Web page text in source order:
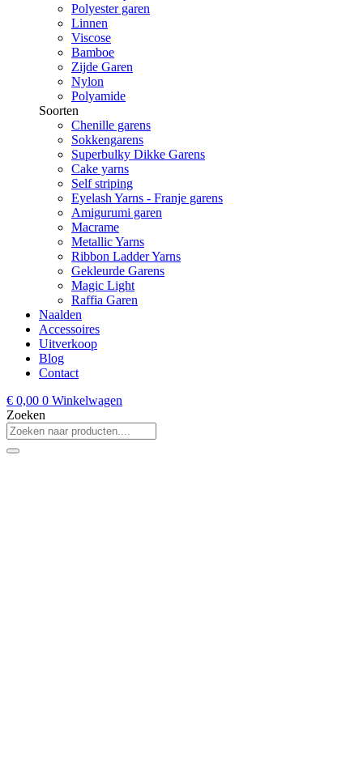
Polyester garen
Linnen
Viscose
Bamboe
Zijde Garen
Nylon
Polyamide
Soorten
Chenille garens
Sokkengarens
Superbulky Dikke Garens
Cake yarns
Self striping
Eyelash Yarns - Franje garens
Amigurumi garen
Macrame
Metallic Yarns
Ribbon Ladder Yarns
Gekleurde Garens
Magic Light
Raffia Garen
Naalden
Accessoires
Uitverkoop
Blog
Contact
€ 0,00 0 Winkelwagen
Zoeken